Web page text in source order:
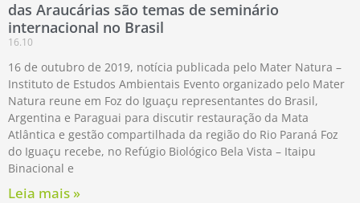
das Araucárias são temas de seminário
internacional no Brasil
16.10
16 de outubro de 2019, notícia publicada pelo Mater Natura –
Instituto de Estudos Ambientais Evento organizado pelo Mater
Natura reune em Foz do Iguaçu representantes do Brasil,
Argentina e Paraguai para discutir restauração da Mata
Atlântica e gestão compartilhada da região do Rio Paraná Foz
do Iguaçu recebe, no Refúgio Biológico Bela Vista – Itaipu
Binacional e
Leia mais »